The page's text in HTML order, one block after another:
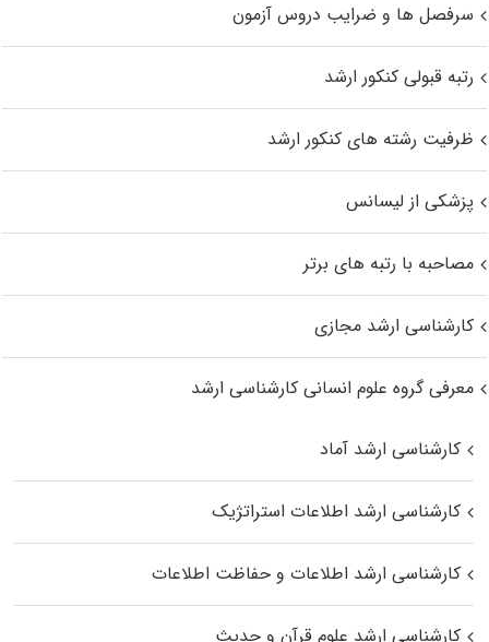
سرفصل ها و ضرایب دروس آزمون
رتبه قبولی کنکور ارشد
ظرفیت رشته های کنکور ارشد
پزشکی از لیسانس
مصاحبه با رتبه های برتر
کارشناسی ارشد مجازی
معرفی گروه علوم انسانی کارشناسی ارشد
کارشناسی ارشد آماد
کارشناسی ارشد اطلاعات استراتژیک
کارشناسی ارشد اطلاعات و حفاظت اطلاعات
کارشناسی ارشد علوم قرآن و حدیث